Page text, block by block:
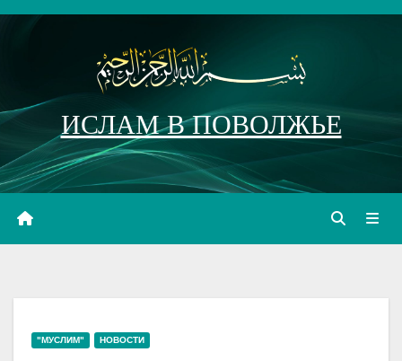
Перейти
ИСЛАМ В ПОВОЛЖЬЕ
"МУСЛИМ" НОВОСТИ